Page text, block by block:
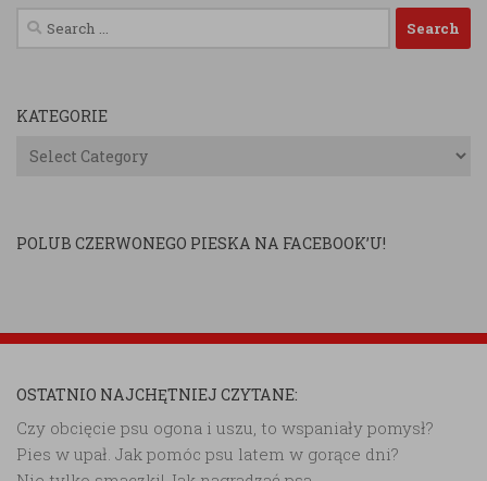
Search
KATEGORIE
Kategorie
POLUB CZERWONEGO PIESKA NA FACEBOOK’U!
OSTATNIO NAJCHĘTNIEJ CZYTANE:
Czy obcięcie psu ogona i uszu, to wspaniały pomysł?
Pies w upał. Jak pomóc psu latem w gorące dni?